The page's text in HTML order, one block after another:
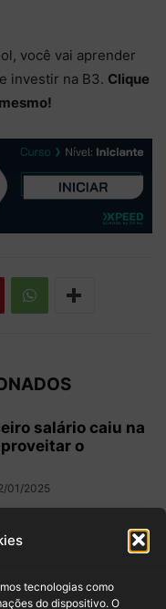
tecnologias como
do dispositivo. O
você vai aprender
investir na B3. Clique
salário caiu na
o
01/2025
internacionais:
fora do
10/2024